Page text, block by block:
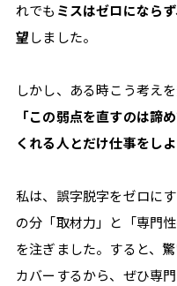
れでも ミスはゼロになら
望しました。
しかし、ある時こう考え
「この弱点を直すのは諦
くれる人とだけ仕事をしよ
私は、誤字脱字をゼロに
の分「取材力」と「専門
を注ぎました。すると、
カバーするから、ぜひ専